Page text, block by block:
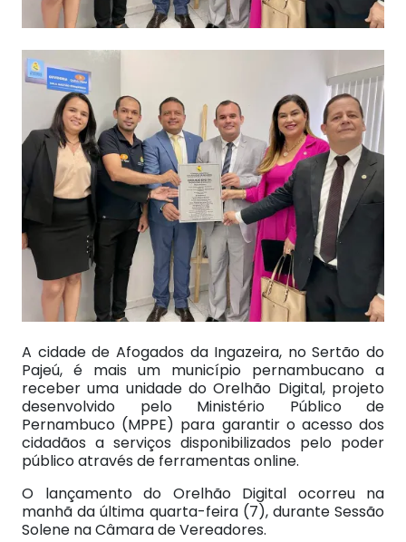
A cidade de Afogados da Ingazeira, no Sertão do
Pajeú, é mais um município pernambucano a
receber uma unidade do Orelhão Digital, projeto
desenvolvido pelo Ministério Público de
Pernambuco (MPPE) para garantir o acesso dos
cidadãos a serviços disponibilizados pelo poder
público através de ferramentas online.
O lançamento do Orelhão Digital ocorreu na
manhã da última quarta-feira (7), durante Sessão
Solene na Câmara de Vereadores.